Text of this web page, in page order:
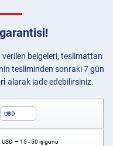
belgeleri, teslimattan
tesliminden sonraki 7 gün
alarak iade edebilirsiniz.
USD
USD — 15 - 50 iş günü